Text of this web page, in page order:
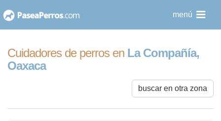
al
menú
Cuidadores de perros en La Compañía,
Oaxaca
buscar en otra zona